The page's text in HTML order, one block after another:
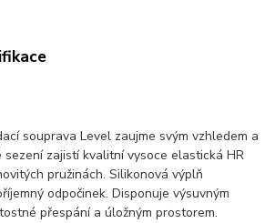
souprava Level zaujme svým vzhledem a
sezení zajistí kvalitní vysoce elastická HR
pružinách. Silikonová výplň
odpočinek. Disponuje výsuvným
přespání a úložným prostorem.